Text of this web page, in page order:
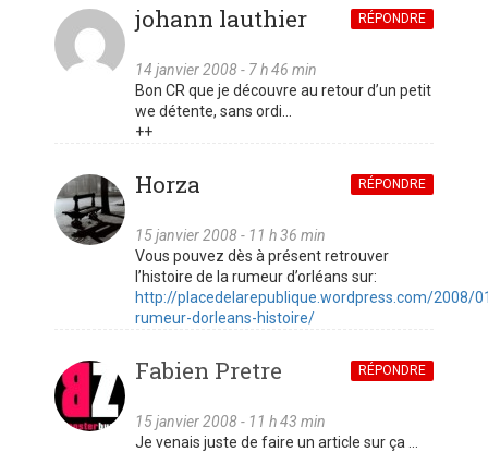
johann lauthier
14 janvier 2008 - 7 h 46 min
RÉPONDRE
Bon CR que je découvre au retour d’un petit
we détente, sans ordi…
++
Horza
15 janvier 2008 - 11 h 36 min
RÉPONDRE
Vous pouvez dès à présent retrouver
l’histoire de la rumeur d’orléans sur:
http://placedelarepublique.wordpress.com/2008/
rumeur-dorleans-histoire/
Fabien Pretre
15 janvier 2008 - 11 h 43 min
RÉPONDRE
Je venais juste de faire un article sur ça …